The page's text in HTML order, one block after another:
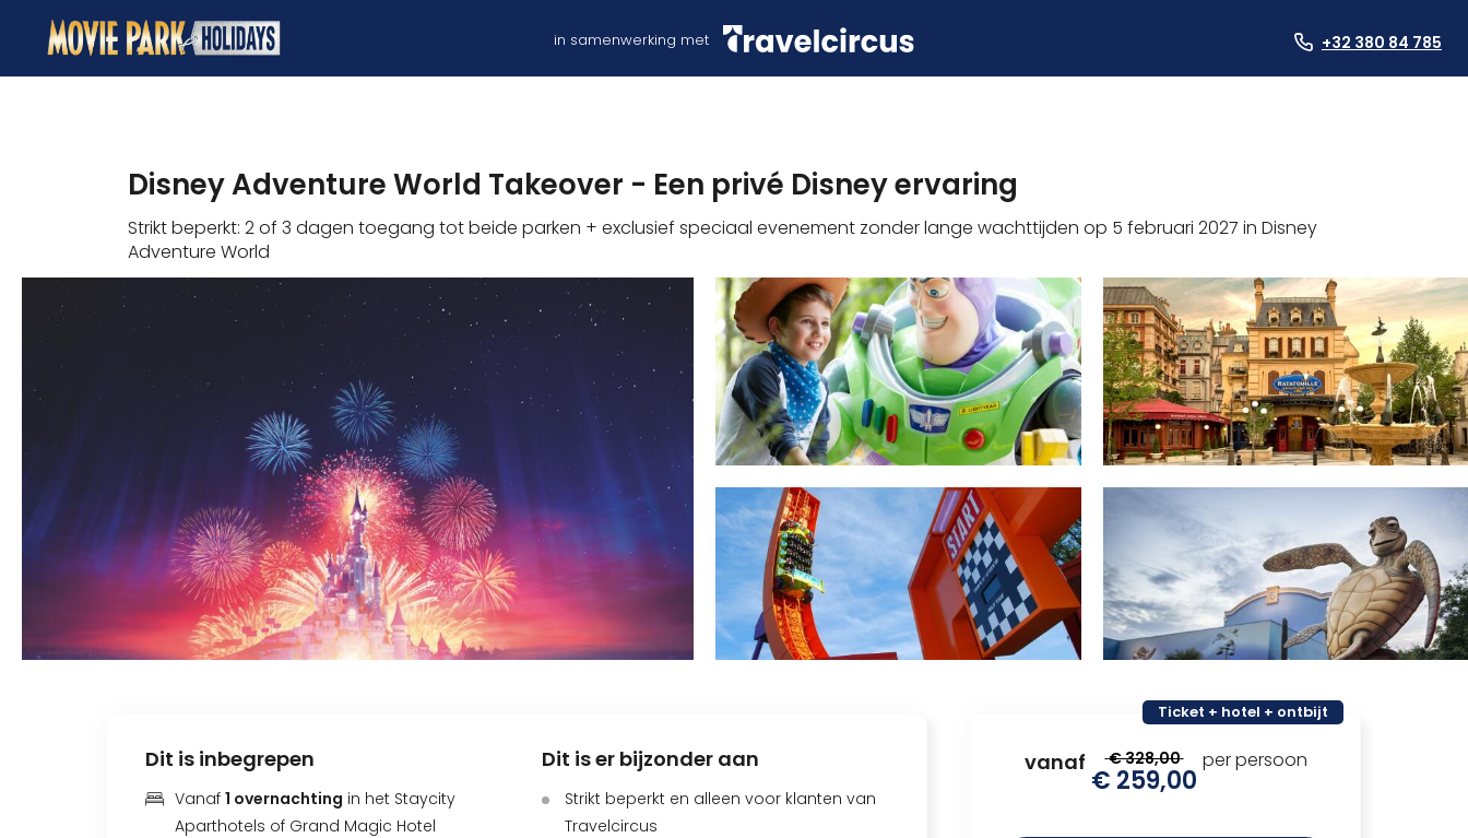
in samenwerking met +32 380 84 785
Disney Adventure World Takeover - Een privé Disney ervaring
Strikt beperkt: 2 of 3 dagen toegang tot beide parken + exclusief speciaal evenement zonder lange wachttijden op 5 februari 2027 in Disney
Adventure World
Ticket + hotel + ontbijt
vanaf € 328,00
€ 259,00
per persoon
Dit is inbegrepen
Vanaf 1 overnachting in het Staycity
Aparthotels of Grand Magic Hotel
Dit is er bijzonder aan
Strikt beperkt en alleen voor klanten van
Travelcircus